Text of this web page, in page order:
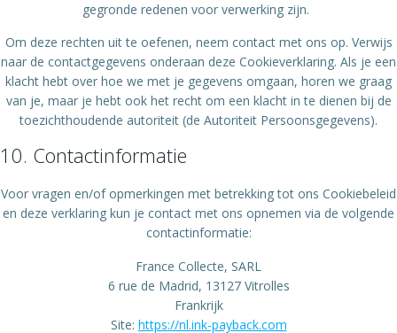
gegronde redenen voor verwerking zijn.
Om deze rechten uit te oefenen, neem contact met ons op. Verwijs
naar de contactgegevens onderaan deze Cookieverklaring. Als je een
klacht hebt over hoe we met je gegevens omgaan, horen we graag
van je, maar je hebt ook het recht om een klacht in te dienen bij de
toezichthoudende autoriteit (de Autoriteit Persoonsgegevens).
10. Contactinformatie
Voor vragen en/of opmerkingen met betrekking tot ons Cookiebeleid
en deze verklaring kun je contact met ons opnemen via de volgende
contactinformatie:
France Collecte, SARL
6 rue de Madrid, 13127 Vitrolles
Frankrijk
Site: https://nl.ink-payback.com